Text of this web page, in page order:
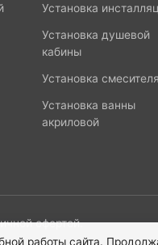
Установка
Установка душевой
кабины
Установка смесителя
Установка ванны
акриловой
офертой.
работы сайта.